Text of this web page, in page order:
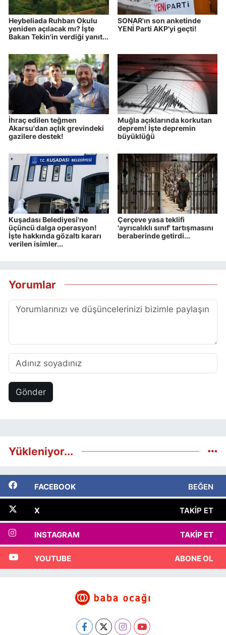
Heybeliada Ruhban Okulu
yeniden açılacak mı? İşte
Bakan Tekin'in verdiği yanıt...
SONAR'ın son anketinde
YENİ Parti AKP'yi geçti!
İhraç edilen teğmen
Akarsu'dan açlık grevindeki
gazilere destek!
Muğla açıklarında korkutan
deprem! İşte depremin
büyüklüğü
Kuşadası Belediyesi'ne
üçüncü dalga operasyon!
İşte hakkında gözaltı kararı
verilen isimler...
Çerçeve yasa teklifi
'ayrıcalıklı sınıf' tartışmasını
beraberinde getirdi...
Yorumlar
Gönder
Yükleniyor...
FACEBOOK BEĞEN
X TAKIP ET
INSTAGRAM TAKIP ET
YOUTUBE ABONE OL